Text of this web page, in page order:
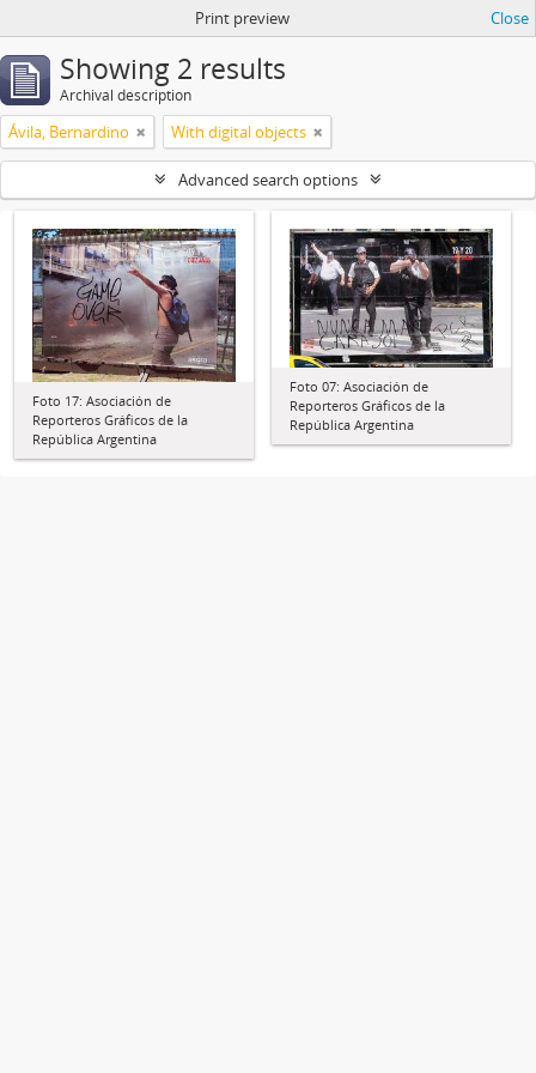
Print preview Close
Showing 2 results
Archival description
Ávila, Bernardino With digital objects
Advanced search options
Foto 17: Asociación de
Reporteros Gráficos de la
República Argentina
Foto 07: Asociación de
Reporteros Gráficos de la
República Argentina